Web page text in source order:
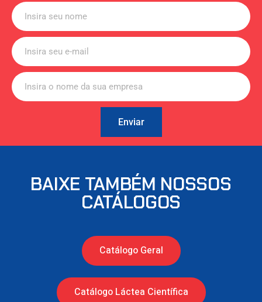
Enviar
BAIXE TAMBÉM NOSSOS
CATÁLOGOS
Catálogo Geral
Catálogo Láctea Científica